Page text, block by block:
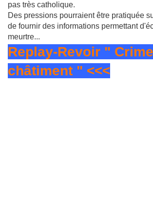
pas très catholique.
Des pressions pourraient être pratiquée
de fournir des informations permettant
meurtre...
Replay-Revoir "
châtiment " <<<